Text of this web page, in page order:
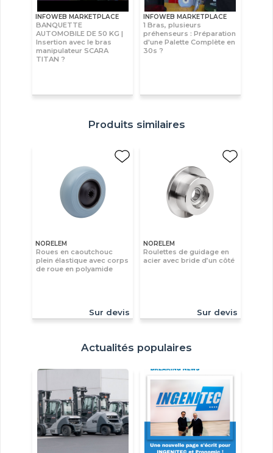
INFOWEB MARKETPLACE
BANQUETTE
AUTOMOBILE DE 50 KG |
Insertion avec le bras
manipulateur SCARA
TITAN ?
INFOWEB MARKETPLACE
1 Bras, plusieurs
préhenseurs : Préparation
d'une Palette Complète en
30s ?
Produits similaires
NORELEM
Roues en caoutchouc
plein élastique avec corps
de roue en polyamide
Sur devis
NORELEM
Roulettes de guidage en
acier avec bride d’un côté
Sur devis
Actualités populaires